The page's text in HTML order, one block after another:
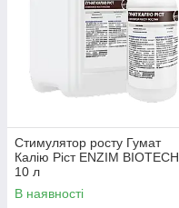
Стимулятор росту Гумат
Калію Ріст ENZIM BIOTECH
10 л
В наявності